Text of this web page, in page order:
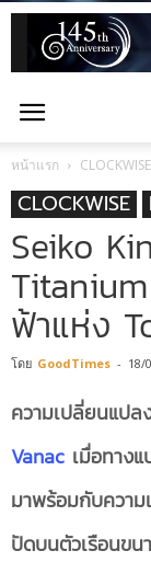
หน้าแรก CLOCKWISE
CLOCKWISE
Seiko
ฟ้าแห่ง
โดย GoodTimes - 18/
ความเปลี่ยนแป
Vanac เมื่อทาง
มาพร้อมกับความ
ปัดบนตัวเรือนขน